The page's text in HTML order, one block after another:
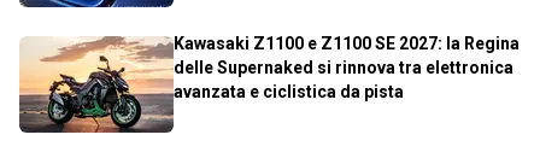
Kawasaki Z1100 e Z1100 SE 2027: la Regina
delle Supernaked si rinnova tra elettronica
avanzata e ciclistica da pista